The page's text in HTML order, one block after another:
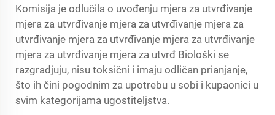
Komisija je odlučila o uvođenju mjera za utvrđivanje
mjera za utvrđivanje mjera za utvrđivanje mjera za
utvrđivanje mjera za utvrđivanje mjera za utvrđivanje
mjera za utvrđivanje mjera za utvrđ Biološki se
razgradjuju, nisu toksični i imaju odličan prianjanje,
što ih čini pogodnim za upotrebu u sobi i kupaonici u
svim kategorijama ugostiteljstva.